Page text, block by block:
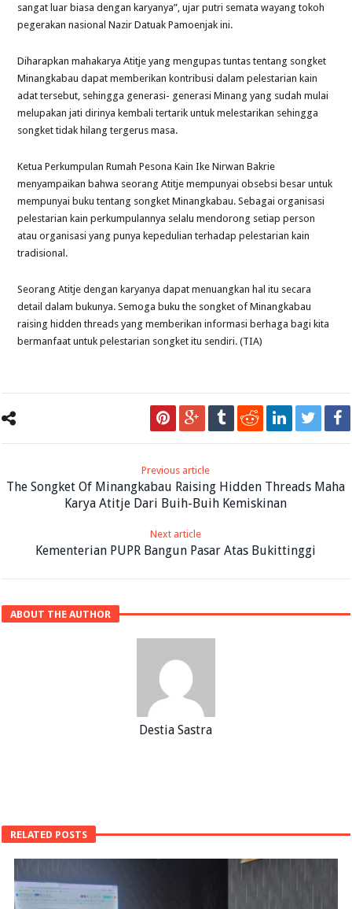
sangat luar biasa dengan karyanya”, ujar putri semata wayang tokoh
pegerakan nasional Nazir Datuak Pamoenjak ini.
Diharapkan mahakarya Atitje yang mengupas tuntas tentang songket
Minangkabau dapat memberikan kontribusi dalam pelestarian kain
adat tersebut, sehingga generasi- generasi Minang yang sudah mulai
melupakan jati dirinya kembali tertarik untuk melestarikan sehingga
songket tidak hilang tergerus masa.
Ketua Perkumpulan Rumah Pesona Kain Ike Nirwan Bakrie
menyampaikan bahwa seorang Atitje mempunyai obsebsi besar untuk
mempunyai buku tentang songket Minangkabau. Sebagai organisasi
pelestarian kain perkumpulannya selalu mendorong setiap person
atau organisasi yang punya kepedulian terhadap pelestarian kain
tradisional.
Seorang Atitje dengan karyanya dapat menuangkan hal itu secara
detail dalam bukunya. Semoga buku the songket of Minangkabau
raising hidden threads yang memberikan informasi berhaga bagi kita
bermanfaat untuk pelestarian songket itu sendiri. (TIA)
Previous article
The Songket Of Minangkabau Raising Hidden Threads Maha
Karya Atitje Dari Buih-Buih Kemiskinan
Next article
Kementerian PUPR Bangun Pasar Atas Bukittinggi
ABOUT THE AUTHOR
Destia Sastra
RELATED POSTS